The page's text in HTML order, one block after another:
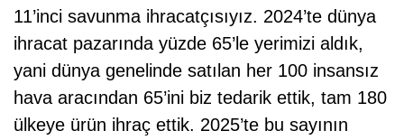
11’inci savunma ihracatçısıyız. 2024’te dünya
ihracat pazarında yüzde 65’le yerimizi aldık,
yani dünya genelinde satılan her 100 insansız
hava aracından 65’ini biz tedarik ettik, tam 180
ülkeye ürün ihraç ettik. 2025’te bu sayının